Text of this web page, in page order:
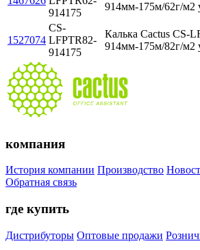
914175
914мм-175м/62г/м2
1527074
CS-
LFPTR82-
914175
Калька Cactus CS-
914мм-175м/82г/м2
компания
История компании Производство
Обратная связь
где купить
Дистрибуторы Оптовые продажи